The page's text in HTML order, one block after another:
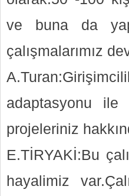
ve buna da
çalışmalarımız
adaptasyonu
projeleriniz
E.TİRYAKİ:Bu
hayalimiz